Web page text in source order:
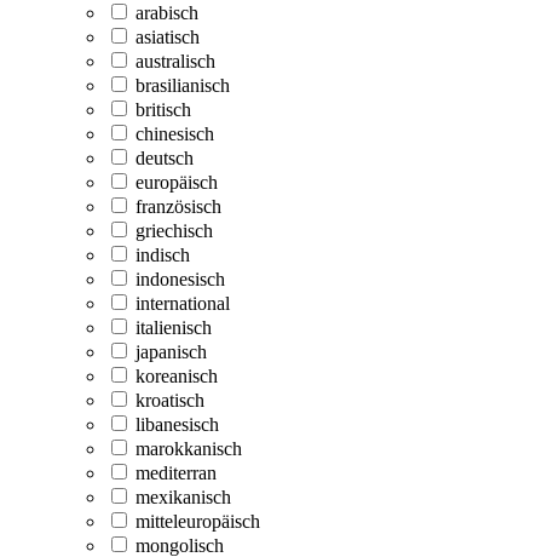
arabisch
asiatisch
australisch
brasilianisch
britisch
chinesisch
deutsch
europäisch
französisch
griechisch
indisch
indonesisch
international
italienisch
japanisch
koreanisch
kroatisch
libanesisch
marokkanisch
mediterran
mexikanisch
mitteleuropäisch
mongolisch